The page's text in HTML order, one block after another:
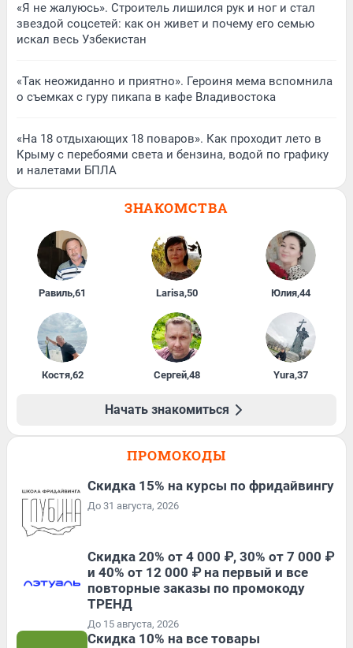
«Я не жалуюсь». Строитель лишился рук и ног и стал
звездой соцсетей: как он живет и почему его семью
искал весь Узбекистан
«Так неожиданно и приятно». Героиня мема вспомнила
о съемках с гуру пикапа в кафе Владивостока
«На 18 отдыхающих 18 поваров». Как проходит лето в
Крыму с перебоями света и бензина, водой по графику
и налетами БПЛА
ЗНАКОМСТВА
Равиль,61 Larisa,50 Юлия,44
Костя,62 Сергей,48 Yura,37
Начать знакомиться
ПРОМОКОДЫ
Скидка 15% на курсы по фридайвингу
До 31 августа, 2026
Скидка 20% от 4 000 ₽, 30% от 7 000 ₽
и 40% от 12 000 ₽ на первый и все
повторные заказы по промокоду
ТРЕНД
До 15 августа, 2026
Скидка 10% на все товары